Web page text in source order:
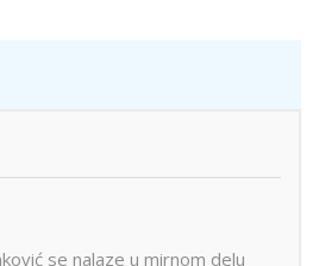
se nalaze u mirnom delu